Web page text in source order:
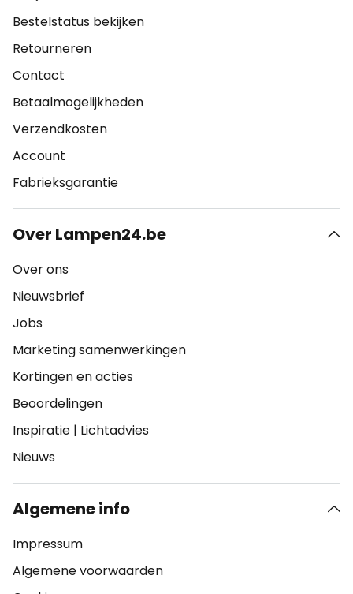
Bestelstatus bekijken
Retourneren
Contact
Betaalmogelijkheden
Verzendkosten
Account
Fabrieksgarantie
Over Lampen24.be
Over ons
Nieuwsbrief
Jobs
Marketing samenwerkingen
Kortingen en acties
Beoordelingen
Inspiratie | Lichtadvies
Nieuws
Algemene info
Impressum
Algemene voorwaarden